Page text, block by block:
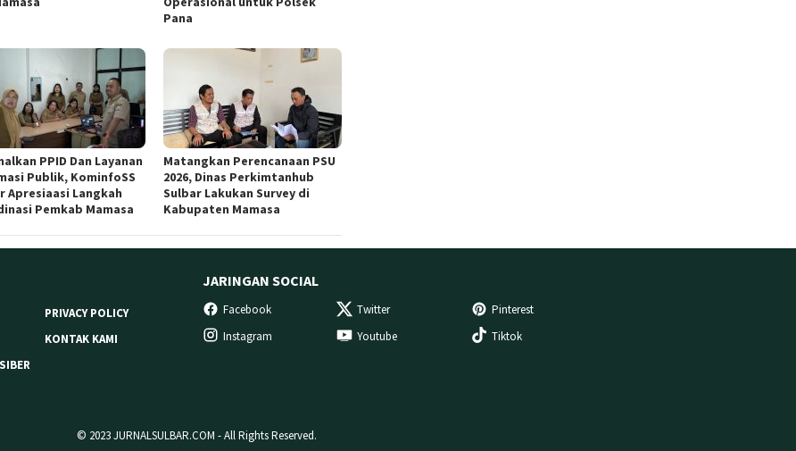
Pana
PPID Dan Layanan
Publik, KominfoSS
Apresiaasi Langkah
Pemkab Mamasa
Matangkan Perencanaan PSU
2026, Dinas Perkimtanhub
Sulbar Lakukan Survey di
Kabupaten Mamasa
PRIVACY POLICY
KONTAK KAMI
JARINGAN SOCIAL
Facebook Twitter
Pinterest
Instagram
Youtube Tiktok
© 2023 JURNALSULBAR.COM - All Rights Reserved.